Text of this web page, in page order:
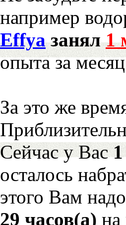
например
Effyaзанял1
опыта за месяц
За это же
Сейчас у Вас
осталось
этого Вам
29 часов(а)